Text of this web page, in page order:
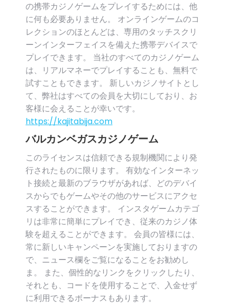
の携帯カジノゲームをプレイするためには、他
に何も必要ありません。 オンラインゲームのコ
レクションのほとんどは、専用のタッチスクリ
ーンインターフェイスを備えた携帯デバイスで
プレイできます。 当社のすべてのカジノゲーム
は、リアルマネーでプレイすることも、無料で
試すこともできます。 新しいカジノサイトとし
て、弊社はすべての会員を大切にしており、お
客様に会えることが幸いです。
https://kajitabija.com
バルカンベガスカジノゲーム
このライセンスは信頼できる規制機関により発
行されたものに限ります。 有効なインターネッ
ト接続と最新のブラウザがあれば、どのデバイ
スからでもゲームやその他のサービスにアクセ
スすることができます。 インスタゲームカテゴ
リは非常に簡単にプレイでき、従来のカジノ体
験を超えることができます。 会員の皆様には、
常に新しいキャンペーンを実施しておりますの
で、ニュース欄をご覧になることをお勧めし
ま。 また、個性的なリンクをクリックしたり、
それとも、コードを使用することで、入金せず
に利用できるボーナスもあります。